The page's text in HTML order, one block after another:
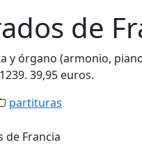
de
y órgano (armonio,
39,95 euros.
partituras